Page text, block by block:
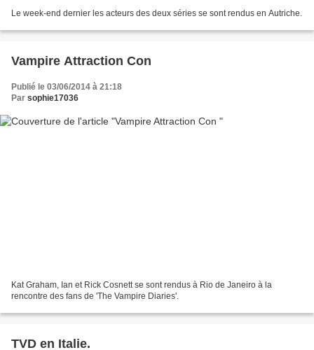
Le week-end dernier les acteurs des deux séries se sont rendus en Autriche.
Vampire Attraction Con
Publié le 03/06/2014 à 21:18
Par sophie17036
Kat Graham, Ian et Rick Cosnett se sont rendus à Rio de Janeiro à la
rencontre des fans de 'The Vampire Diaries'.
TVD en Italie.